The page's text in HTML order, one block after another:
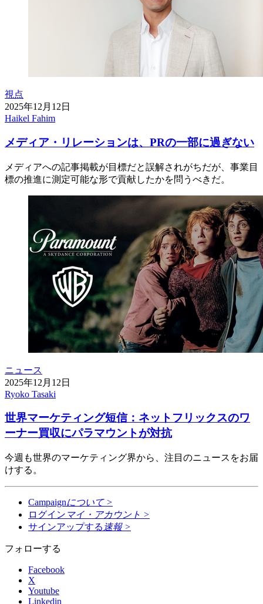
視点
2025年12月12日
Haikel Fahim
メディア・リレーションは、PRの一部に過ぎない
メディアへの記事掲載が目標だと誤解されがちだが、事業目
標の推進に測定可能な形で貢献したかを問うべきだ。
ニュース
2025年12月12日
Ryoko Tasaki
世界マーケティング短信：ネットフリックスのワ
ーナー買収にパラマウントが対抗
今週も世界のマーケティング界から、注目のニュースをお届
けする。
Campaignについて >
ログイン マイ・アカウント >
サインアップする 速報 >
フォローする
Facebook
X
Youtube
Linkedin